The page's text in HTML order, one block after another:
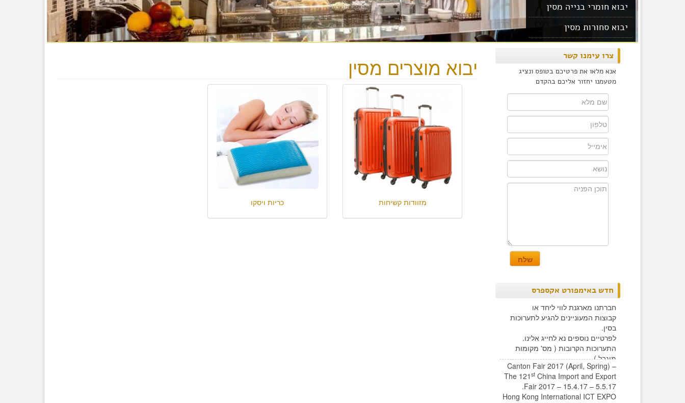
יבוא חומרי בנייה מסין
יבוא סחורות מסין
יבוא מוצרים מסין
יבוא מוצרים מסין
מזוודות קשיחות כריות ויסקו
צרו עימנו קשר
אנא מלאו את פרטיכם בטופס ונציג
מטעמנו יחזור אליכם בהקדם
חדש באימפורט אקספרס
חברתנו מארגנת לווי ליחד או
קבוצות המעוניינים להגיע לתערוכות
בסין.
לפרטיים נוספים נא לחייג אלינו.
התערוכות הקרובות ( מס' מקומות
מוגבל )
Canton Fair 2017 (April, Spring) –
The 121 st China Import and Export
Fair 2017 – 15.4.17 – 5.5.17.
Hong Kong International ICT EXPO